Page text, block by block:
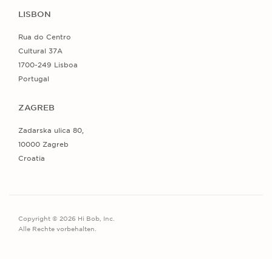
LISBON
Rua do Centro
Cultural 37A
1700-249 Lisboa
Portugal
ZAGREB
Zadarska ulica 80,
10000 Zagreb
Croatia
Copyright © 2026 Hi Bob, Inc.
Alle Rechte vorbehalten.